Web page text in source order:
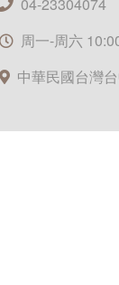
04-23304074
周一-周六
中華民國台灣台